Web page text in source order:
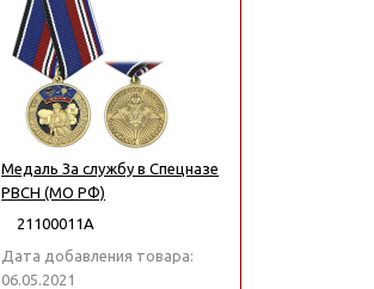
Медаль За службу в Спецназе
РВСН (МО РФ)
21100011А
Дата добавления товара:
06.05.2021